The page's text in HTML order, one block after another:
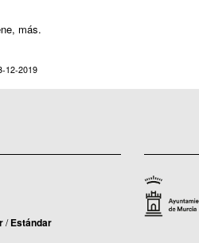
más.
12-2019
/Estándar